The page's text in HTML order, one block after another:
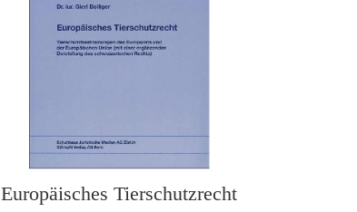
Europäisches Tierschutzrecht